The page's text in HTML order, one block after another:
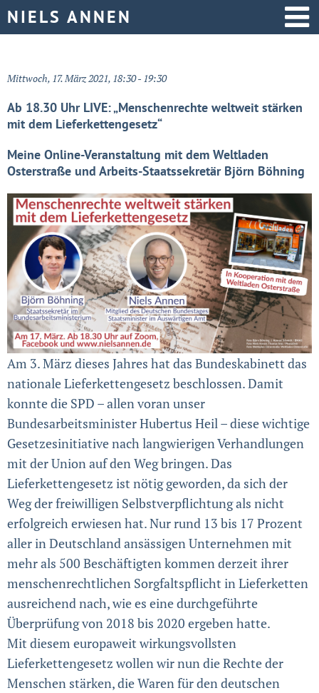
Über mich
Mittwoch, 17. März 2021, 18:30 - 19:30
Ab 18.30 Uhr LIVE: „Menschenrechte weltweit stärken
mit dem Lieferkettengesetz“
Meine Online-Veranstaltung mit dem Weltladen
Osterstraße und Arbeits-Staatssekretär Björn Böhning
Am 3. März dieses Jahres hat das Bundeskabinett das
nationale Lieferkettengesetz beschlossen. Damit
konnte die SPD – allen voran unser
Bundesarbeitsminister Hubertus Heil – diese wichtige
Gesetzesinitiative nach langwierigen Verhandlungen
mit der Union auf den Weg bringen. Das
Lieferkettengesetz ist nötig geworden, da sich der
Weg der freiwilligen Selbstverpflichtung als nicht
erfolgreich erwiesen hat. Nur rund 13 bis 17 Prozent
aller in Deutschland ansässigen Unternehmen mit
mehr als 500 Beschäftigten kommen derzeit ihrer
menschenrechtlichen Sorgfaltspflicht in Lieferketten
ausreichend nach, wie es eine durchgeführte
Überprüfung von 2018 bis 2020 ergeben hatte.
Mit diesem europaweit wirkungsvollsten
Lieferkettengesetz wollen wir nun die Rechte der
Menschen stärken, die Waren für den deutschen